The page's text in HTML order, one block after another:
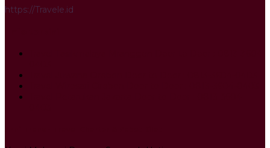
https://Travele.id